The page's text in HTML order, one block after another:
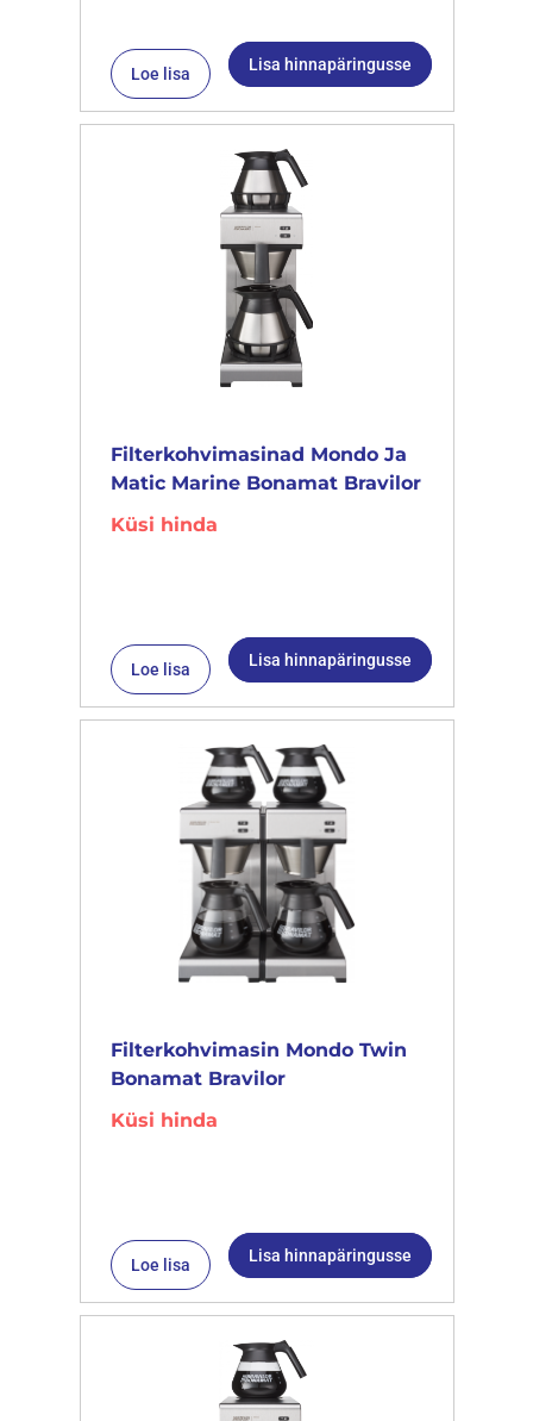
Loe lisa Lisa hinnapäringusse
Filterkohvimasinad Mondo Ja
Matic Marine Bonamat Bravilor
Küsi hinda
Loe lisa Lisa hinnapäringusse
Filterkohvimasin Mondo Twin
Bonamat Bravilor
Küsi hinda
Loe lisa Lisa hinnapäringusse